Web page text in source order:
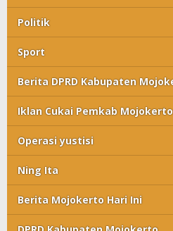
Politik
Sport
Berita DPRD Kabupaten
Iklan Cukai Pemkab Mojokerto
Operasi yustisi
Ning Ita
Berita Mojokerto Hari Ini